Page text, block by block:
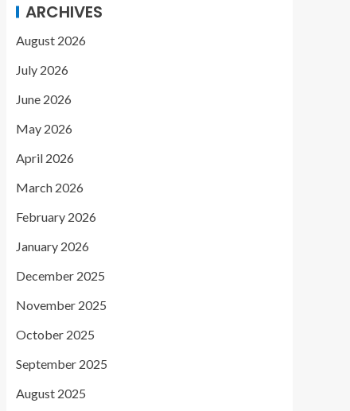
ARCHIVES
August 2026
July 2026
June 2026
May 2026
April 2026
March 2026
February 2026
January 2026
December 2025
November 2025
October 2025
September 2025
August 2025